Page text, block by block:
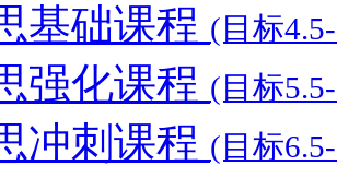
基础课程 (目标
强化课程 (目标
冲刺课程 (目标